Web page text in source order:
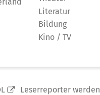
Literatur
Bildung
Kino / TV
Leserreporter werden